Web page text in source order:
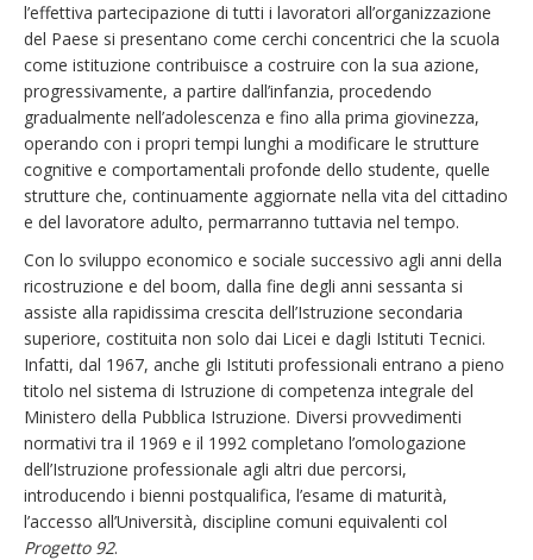
l’effettiva partecipazione di tutti i lavoratori all’organizzazione
del Paese si presentano come cerchi concentrici che la scuola
come istituzione contribuisce a costruire con la sua azione,
progressivamente, a partire dall’infanzia, procedendo
gradualmente nell’adolescenza e fino alla prima giovinezza,
operando con i propri tempi lunghi a modificare le strutture
cognitive e comportamentali profonde dello studente, quelle
strutture che, continuamente aggiornate nella vita del cittadino
e del lavoratore adulto, permarranno tuttavia nel tempo.
Con lo sviluppo economico e sociale successivo agli anni della
ricostruzione e del boom, dalla fine degli anni sessanta si
assiste alla rapidissima crescita dell’Istruzione secondaria
superiore, costituita non solo dai Licei e dagli Istituti Tecnici.
Infatti, dal 1967, anche gli Istituti professionali entrano a pieno
titolo nel sistema di Istruzione di competenza integrale del
Ministero della Pubblica Istruzione. Diversi provvedimenti
normativi tra il 1969 e il 1992 completano l’omologazione
dell’Istruzione professionale agli altri due percorsi,
introducendo i bienni postqualifica, l’esame di maturità,
l’accesso all’Università, discipline comuni equivalenti col
Progetto 92.